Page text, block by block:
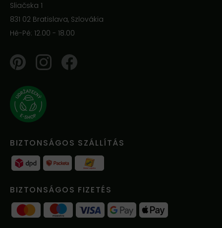
Sliačska 1
831 02 Bratislava, Szlovákia
Hé-Pé: 12.00 - 18.00
PinterestInstagramFacebook
BIZTONSÁGOS SZÁLLÍTÁS
BIZTONSÁGOS FIZETÉS